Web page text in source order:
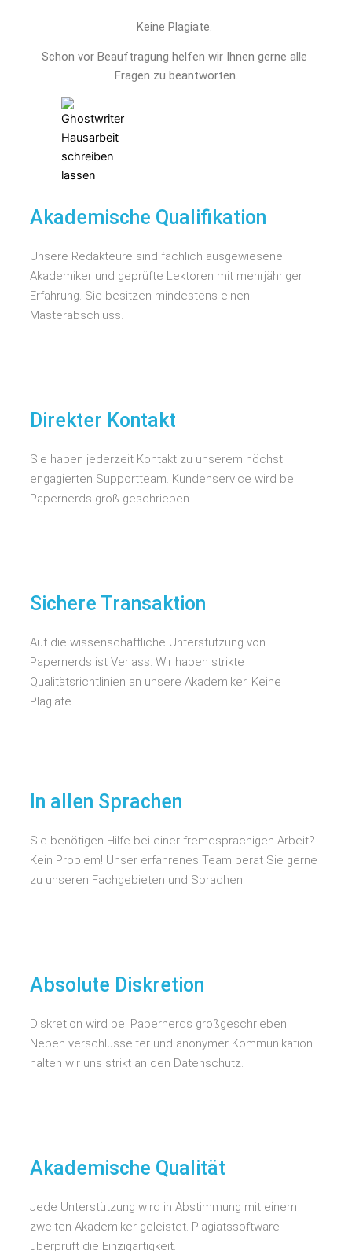
Keine Plagiate.
Schon vor Beauftragung helfen wir Ihnen gerne alle
Fragen zu beantworten.
Akademische Qualifikation
Unsere Redakteure sind fachlich ausgewiesene
Akademiker und geprüfte Lektoren mit mehrjähriger
Erfahrung. Sie besitzen mindestens einen
Masterabschluss.
Direkter Kontakt
Sie haben jederzeit Kontakt zu unserem höchst
engagierten Supportteam. Kundenservice wird bei
Papernerds groß geschrieben.
Sichere Transaktion
Auf die wissenschaftliche Unterstützung von
Papernerds ist Verlass. Wir haben strikte
Qualitätsrichtlinien an unsere Akademiker. Keine
Plagiate.
In allen Sprachen
Sie benötigen Hilfe bei einer fremdsprachigen Arbeit?
Kein Problem! Unser erfahrenes Team berät Sie gerne
zu unseren Fachgebieten und Sprachen.
Absolute Diskretion
Diskretion wird bei Papernerds großgeschrieben.
Neben verschlüsselter und anonymer Kommunikation
halten wir uns strikt an den Datenschutz.
Akademische Qualität
Jede Unterstützung wird in Abstimmung mit einem
zweiten Akademiker geleistet. Plagiatssoftware
überprüft die Einzigartigkeit.